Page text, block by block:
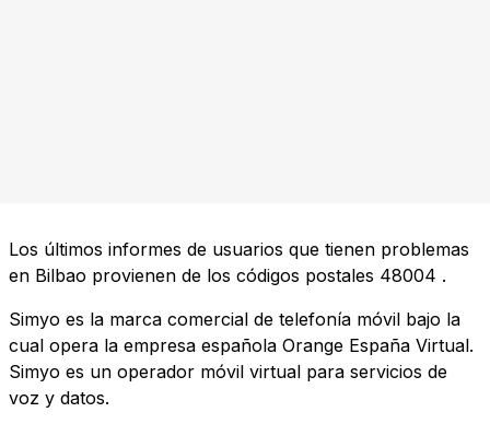
Los últimos informes de usuarios que tienen problemas
en Bilbao provienen de los códigos postales 48004 .
Simyo es la marca comercial de telefonía móvil bajo la
cual opera la empresa española Orange España Virtual.
Simyo es un operador móvil virtual para servicios de
voz y datos.